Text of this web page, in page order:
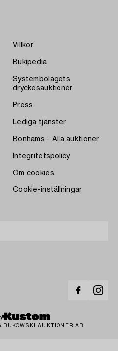
Villkor
Bukipedia
Systembolagets
dryckesauktioner
Press
Lediga tjänster
Bonhams - Alla auktioner
Integritetspolicy
Om cookies
Cookie-inställningar
BUKOWSKI AUKTIONER AB